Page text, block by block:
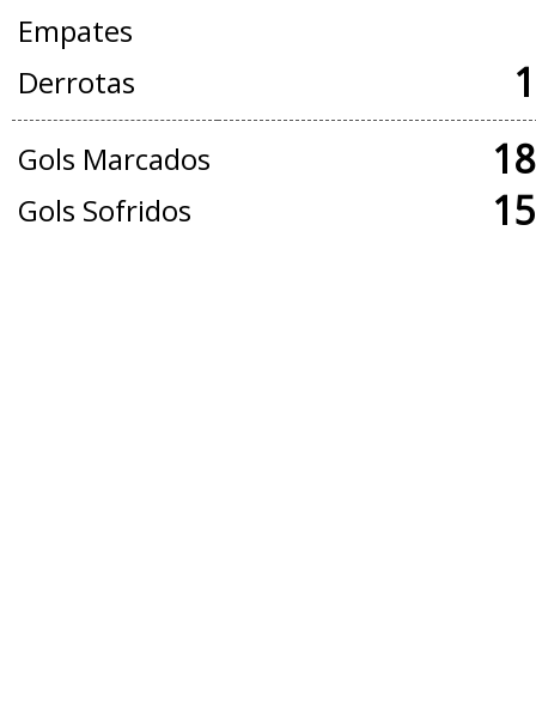
Empates
Derrotas
Gols Marcados
Gols Sofridos